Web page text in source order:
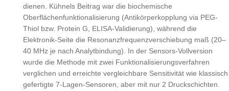
dienen. Kühnels Beitrag war die biochemische
Oberflächenfunktionalisierung (Antikörperkopplung via PEG-
Thiol bzw. Protein G, ELISA-Validierung), während die
Elektronik-Seite die Resonanzfrequenzverschiebung maß (20–
40 MHz je nach Analytbindung). In der Sensors-Vollversion
wurde die Methode mit zwei Funktionalisierungsverfahren
verglichen und erreichte vergleichbare Sensitivität wie klassisch
gefertigte 7-Lagen-Sensoren, aber mit nur 2 Druckschichten.